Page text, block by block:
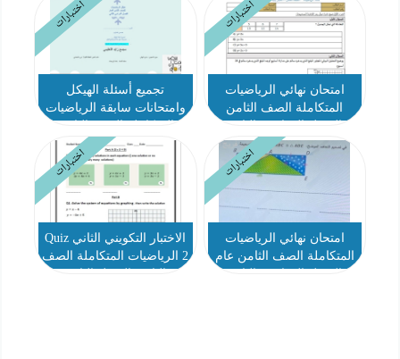
اختبارات
امتحان نهائي الرياضيات
المتكاملة الصف الثامن
2025-2026
اختبارات
تجميع أسئلة الهيكل
وامتحانات سابقة الرياضيات
الفصل الثاني
اختبارات
امتحان نهائي الرياضيات
المتكاملة الصف الثامن عام
اختبارات
الاختبار التكويني الثاني Quiz
2 الرياضيات المتكاملة الصف